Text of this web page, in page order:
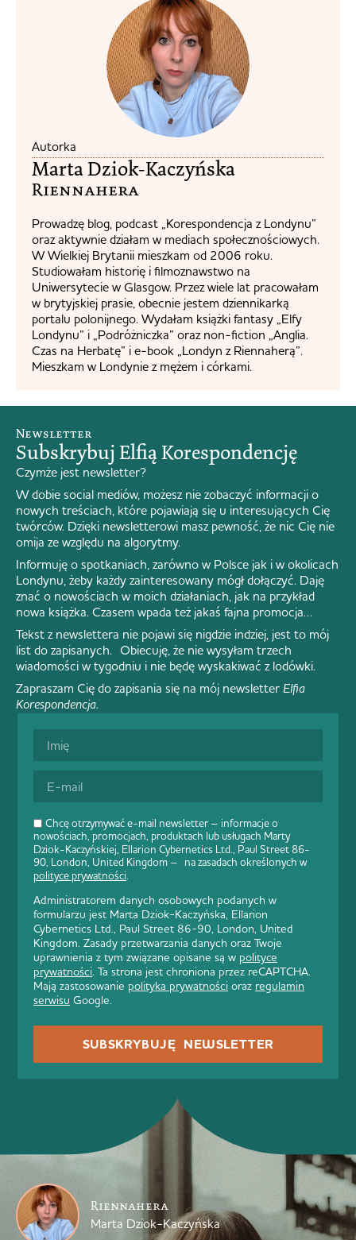
Autorka
Marta Dziok-Kaczyńska
Riennahera​
Prowadzę blog, podcast „Korespondencja z Londynu”
oraz aktywnie działam w mediach społecznościowych.
W Wielkiej Brytanii mieszkam od 2006 roku.
Studiowałam historię i filmoznawstwo na
Uniwersytecie w Glasgow. Przez wiele lat pracowałam
w brytyjskiej prasie, obecnie jestem dziennikarką
portalu polonijnego. Wydałam książki fantasy „Elfy
Londynu” i „Podróżniczka” oraz non-fiction „Anglia.
Czas na Herbatę” i e-book „Londyn z Riennaherą”.
Mieszkam w Londynie z mężem i córkami.
Chcę otrzymywać e-mail newsletter – informacje o
nowościach, promocjach, produktach lub usługach Marty
Dziok-Kaczyńskiej, Ellarion Cybernetics Ltd., Paul Street 86-
90, London, United Kingdom – na zasadach określonych w
polityce prywatności.
Administratorem danych osobowych podanych w
formularzu jest Marta Dziok-Kaczyńska, Ellarion
Cybernetics Ltd., Paul Street 86-90, London, United
Kingdom. Zasady przetwarzania danych oraz Twoje
uprawnienia z tym związane opisane są w polityce
prywatności. Ta strona jest chroniona przez reCAPTCHA.
Mają zastosowanie polityka prywatności oraz regulamin
serwisu Google.
SUBSKRYBUJĘ NEWSLETTER
Newsletter
Subskrybuj Elfią Korespondencję
Czymże jest newsletter?
W dobie social mediów, możesz nie zobaczyć informacji o
nowych treściach, które pojawiają się u interesujących Cię
twórców. Dzięki newsletterowi masz pewność, że nic Cię nie
omija ze względu na algorytmy.
Informuję o spotkaniach, zarówno w Polsce jak i w okolicach
Londynu, żeby każdy zainteresowany mógł dołączyć. Daję
znać o nowościach w moich działaniach, jak na przykład
nowa książka. Czasem wpada też jakaś fajna promocja…
Tekst z newslettera nie pojawi się nigdzie indziej, jest to mój
list do zapisanych. Obiecuję, że nie wysyłam trzech
wiadomości w tygodniu i nie będę wyskakiwać z lodówki.
Zapraszam Cię do zapisania się na mój newsletter Elfia
Korespondencja.
Riennahera
Marta Dziok-Kaczyńska